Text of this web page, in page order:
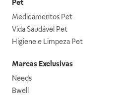
Pet
Medicamentos Pet
Vida Saudável Pet
Higiene e Limpeza Pet
Marcas Exclusivas
Needs
Bwell